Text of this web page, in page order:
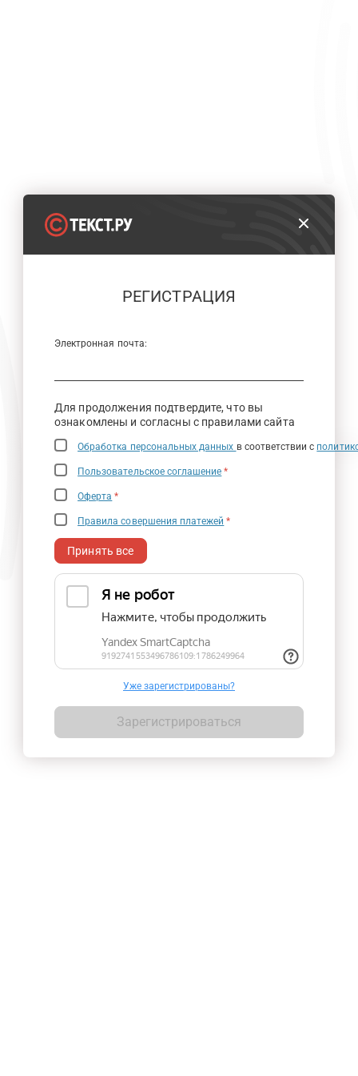
РЕГИСТРАЦИЯ
Электронная почта:
Для продолжения подтвердите, что вы
ознакомлены и согласны с правилами сайта
Обработка персональных данных в соответствии с
Пользовательское соглашение *
Оферта *
Правила совершения платежей *
Принять все
Уже зарегистрированы?
Зарегистрироваться